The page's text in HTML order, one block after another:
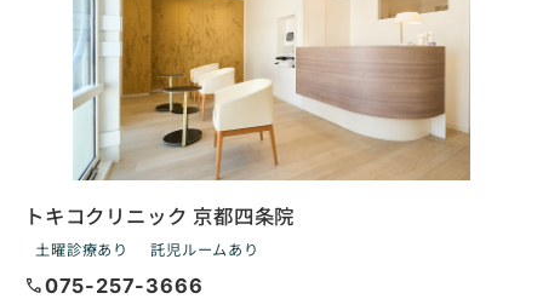
トキコクリニック 京都四条院
土曜診療あり 託児ルームあり
call075-257-3666